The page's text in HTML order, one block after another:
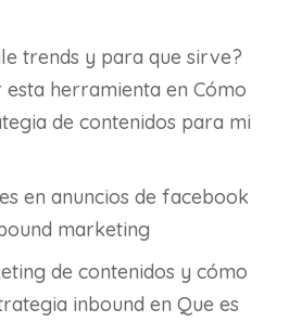
trends y para que sirve?
esta herramienta en Cómo
de contenidos para mi
en anuncios de facebook
marketing
de contenidos y cómo
inbound en Que es